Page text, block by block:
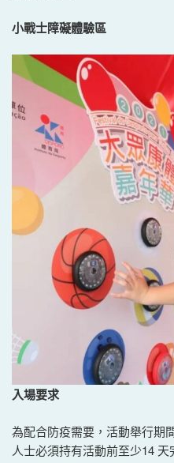
小戰士障礙體驗區
入場要求
為配合防疫需要，活動舉行期
人士必須持有活動前至少14